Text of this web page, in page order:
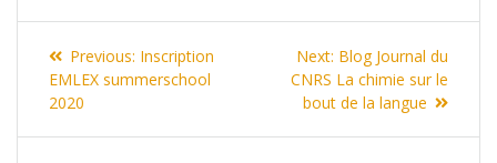
Navigation
de
l’article
Previous: Previous
post:
Inscription
EMLEX summerschool
2020
Next: Next
post:
Blog Journal du
CNRS La chimie sur le
bout de la langue